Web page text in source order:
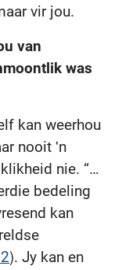
vir jou.
van
was
kan weerhou
nooit 'n
nie. “…
bedeling
kan
). Jy kan en